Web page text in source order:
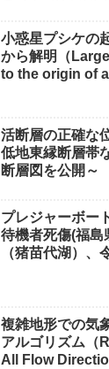
小惑星プシケの
から解明（
to the origin of
活断層の正確な
低地東縁断層帯
断層図を公開～
プレジャーボー
待機者死傷(福島
（猪苗代湖）、
複雑地形での気
アルゴリズム（
All Flow